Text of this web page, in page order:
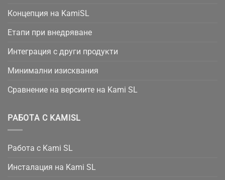
Концепция на KamiSL
Етапи при внедряване
Интеграция с други продукти
Минимални изисквания
Сравнение на версиите на Kami SL
РАБОТА С KAMISL
Работа с Kami SL
Инсталация на Kami SL